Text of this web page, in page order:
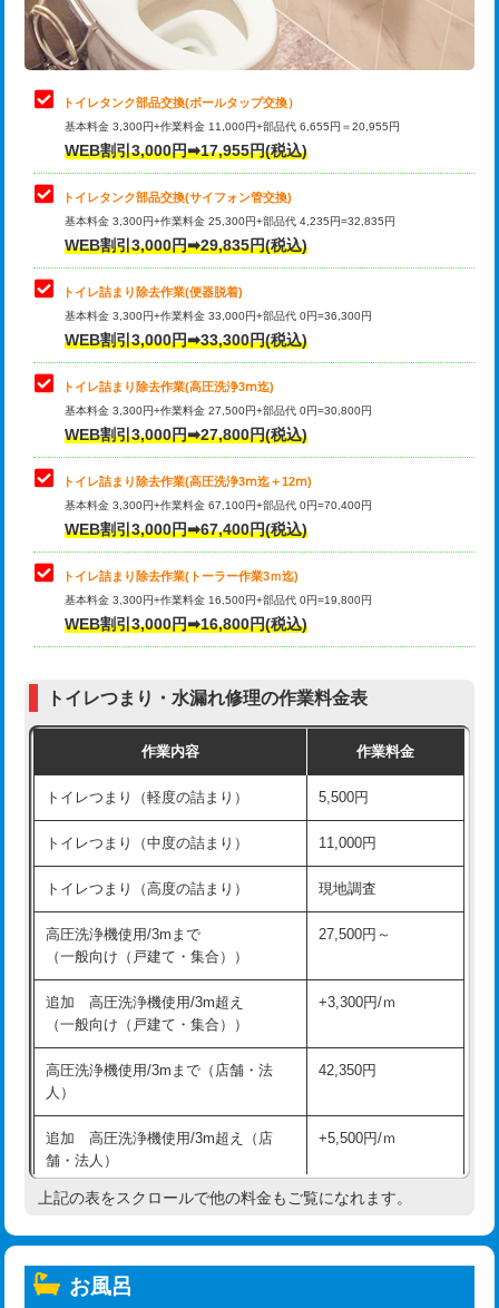
トイレタンク部品交換(ボールタップ交換）
基本料金 3,300円+作業料金 11,000円+部品代 6,655円＝20,955円
WEB割引3,000円➡17,955円(税込)
トイレタンク部品交換(サイフォン管交換)
基本料金 3,300円+作業料金 25,300円+部品代 4,235円=32,835円
WEB割引3,000円➡29,835円(税込)
トイレ詰まり除去作業(便器脱着)
基本料金 3,300円+作業料金 33,000円+部品代 0円=36,300円
WEB割引3,000円➡33,300円(税込)
トイレ詰まり除去作業(高圧洗浄3ⅿ迄)
基本料金 3,300円+作業料金 27,500円+部品代 0円=30,800円
WEB割引3,000円➡27,800円(税込)
トイレ詰まり除去作業(高圧洗浄3ⅿ迄＋12ⅿ)
基本料金 3,300円+作業料金 67,100円+部品代 0円=70,400円
WEB割引3,000円➡67,400円(税込)
トイレ詰まり除去作業(トーラー作業3ｍ迄)
基本料金 3,300円+作業料金 16,500円+部品代 0円=19,800円
WEB割引3,000円➡16,800円(税込)
トイレつまり・水漏れ修理の作業料金表
作業内容 作業料金
トイレつまり（軽度の詰まり） 5,500円
トイレつまり（中度の詰まり） 11,000円
トイレつまり（高度の詰まり） 現地調査
高圧洗浄機使用/3mまで
（一般向け（戸建て・集合））
27,500円～
追加 高圧洗浄機使用/3m超え
（一般向け（戸建て・集合））
+3,300円/ｍ
高圧洗浄機使用/3mまで（店舗・法
人）
42,350円
追加 高圧洗浄機使用/3m超え（店
舗・法人）
+5,500円/ｍ
高度高圧洗浄換 現地調査
トーラー機使用/3mまで
上記の表をスクロールで他の料金もご覧になれます。
お風呂